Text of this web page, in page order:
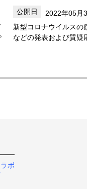
2022年05月
新型コロナウイルスの
などの発表および質疑
ボ